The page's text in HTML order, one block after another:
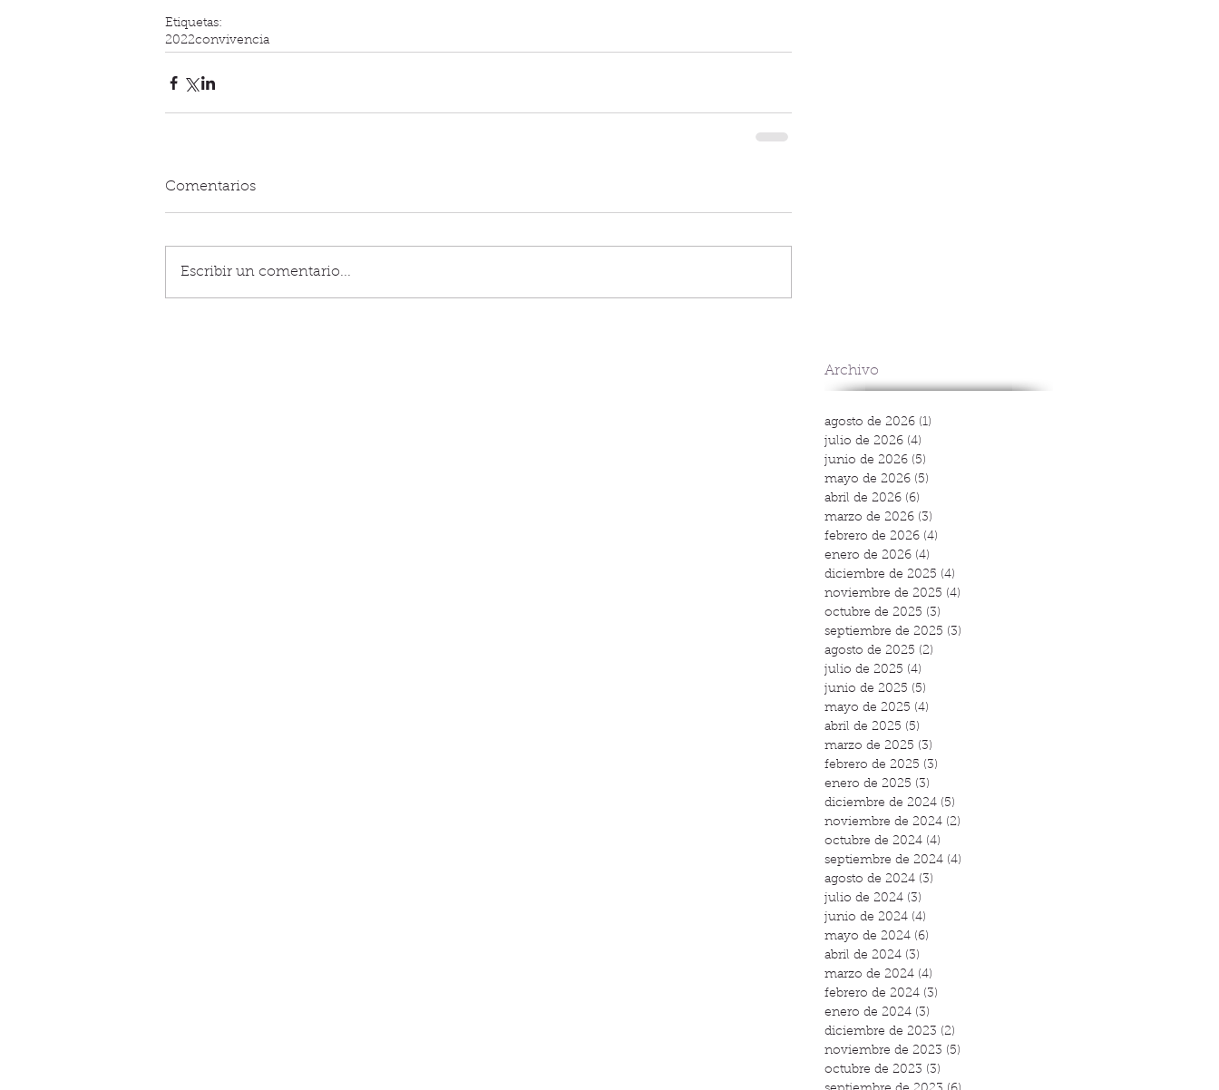
Etiquetas:
2022convivencia
Comentarios
Escribir un comentario...
Archivo
agosto de 2026 (1)
julio de 2026 (4)
junio de 2026 (5)
mayo de 2026 (5)
abril de 2026 (6)
marzo de 2026 (3)
febrero de 2026 (4)
enero de 2026 (4)
diciembre de 2025 (4)
noviembre de 2025 (4)
octubre de 2025 (3)
septiembre de 2025 (3)
agosto de 2025 (2)
julio de 2025 (4)
junio de 2025 (5)
mayo de 2025 (4)
abril de 2025 (5)
marzo de 2025 (3)
febrero de 2025 (3)
enero de 2025 (3)
diciembre de 2024 (5)
noviembre de 2024 (2)
octubre de 2024 (4)
septiembre de 2024 (4)
agosto de 2024 (3)
julio de 2024 (3)
junio de 2024 (4)
mayo de 2024 (6)
abril de 2024 (3)
marzo de 2024 (4)
febrero de 2024 (3)
enero de 2024 (3)
diciembre de 2023 (2)
noviembre de 2023 (5)
octubre de 2023 (3)